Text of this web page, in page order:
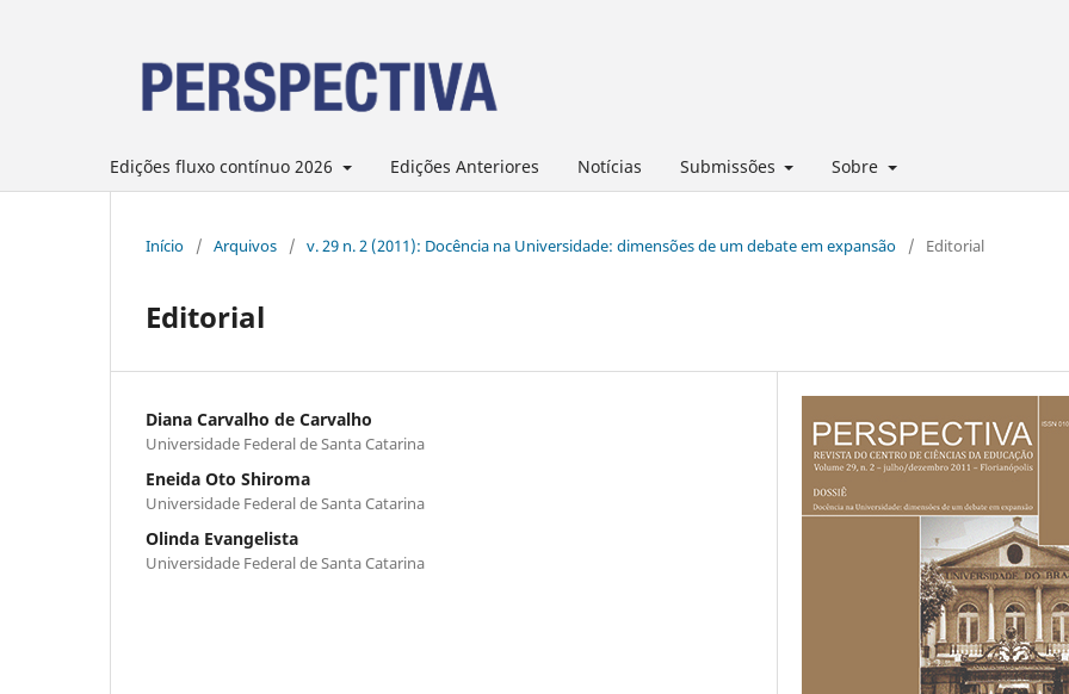
Edições fluxo contínuo 2026 Edições Anteriores Notícias Submissões Sobre
Início / Arquivos / v. 29 n. 2 (2011): Docência na Universidade: dimensões de um debate em expansão / Editorial
Editorial
Diana Carvalho de Carvalho
Universidade Federal de Santa Catarina
Eneida Oto Shiroma
Universidade Federal de Santa Catarina
Olinda Evangelista
Universidade Federal de Santa Catarina